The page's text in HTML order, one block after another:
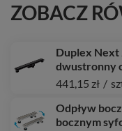
ZOBACZ
Duplex Next
dwustronny
441,15 zł /
Odpływ
bocznym